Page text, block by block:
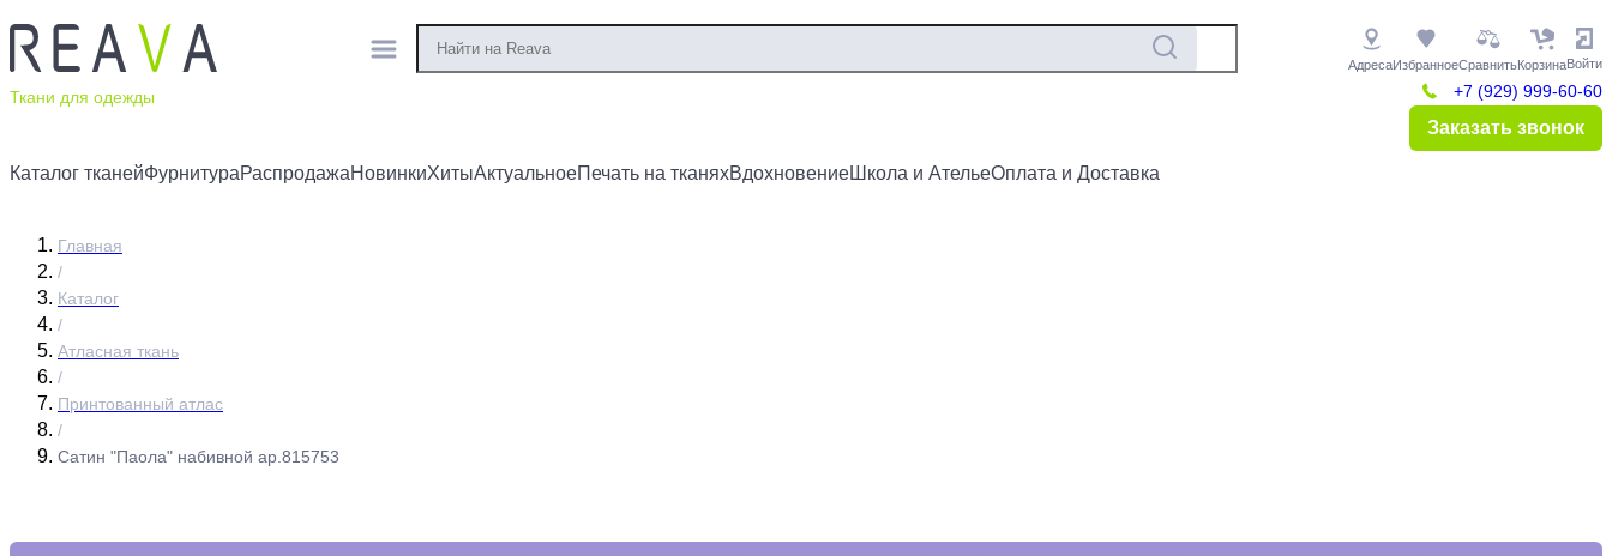
Ткани для одежды
АдресаИзбранноеСравнитьКорзинаВойти
+7 (929) 999-60-60
Заказать звонок
Каталог тканейФурнитураРаспродажаНовинкиХитыАктуальноеПечать на тканяхВдохновениеШкола и АтельеОплата и Доставка
Главная
/
Каталог
/
Атласная ткань
/
Принтованный атлас
/
Сатин "Паола" набивной ар.815753